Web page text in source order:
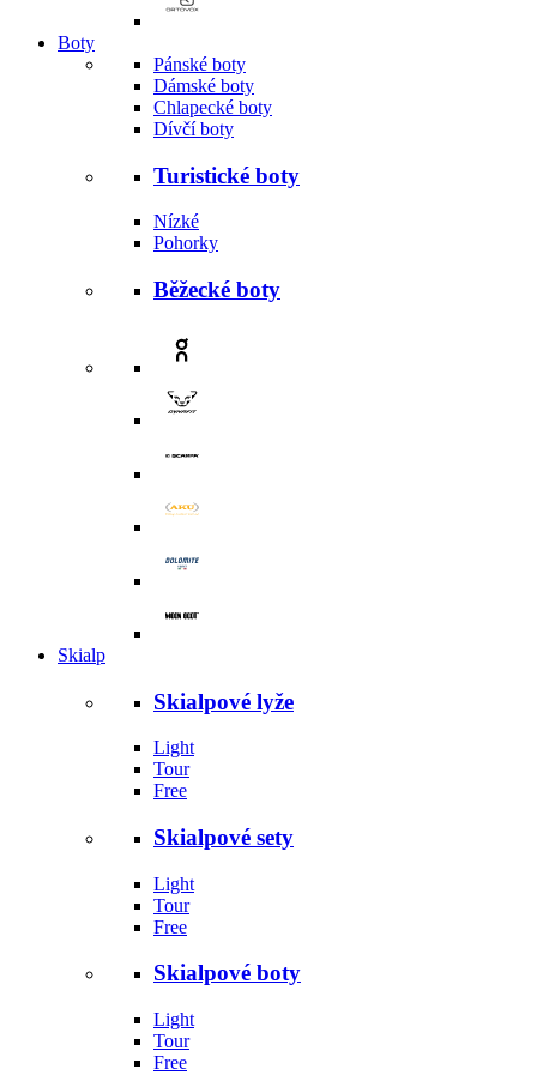
Boty
Pánské boty
Dámské boty
Chlapecké boty
Dívčí boty
Turistické boty
Nízké
Pohorky
Běžecké boty
Skialp
Skialpové lyže
Light
Tour
Free
Skialpové sety
Light
Tour
Free
Skialpové boty
Light
Tour
Free